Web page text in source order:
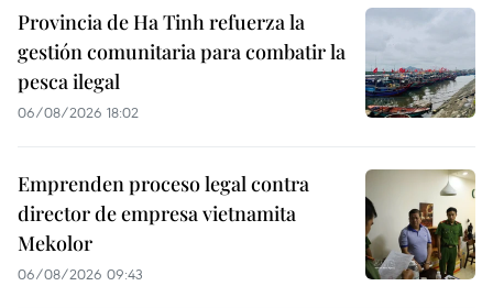
Provincia de Ha Tinh refuerza la
gestión comunitaria para combatir la
pesca ilegal
06/08/2026 18:02
Emprenden proceso legal contra
director de empresa vietnamita
Mekolor
06/08/2026 09:43